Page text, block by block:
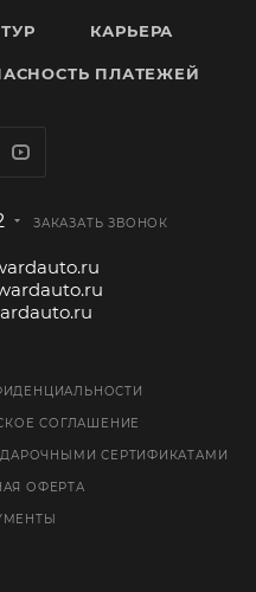
КАРЬЕРА
ПЛАТЕЖЕЙ
ЗАКАЗАТЬ ЗВОНОК
СОГЛАШЕНИЕ
СЕРТИФИКАТАМИ
ОФЕРТА